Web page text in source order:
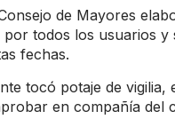
de Mayores
por todos los usuarios
fechas.
tocó potaje de
en compañía del